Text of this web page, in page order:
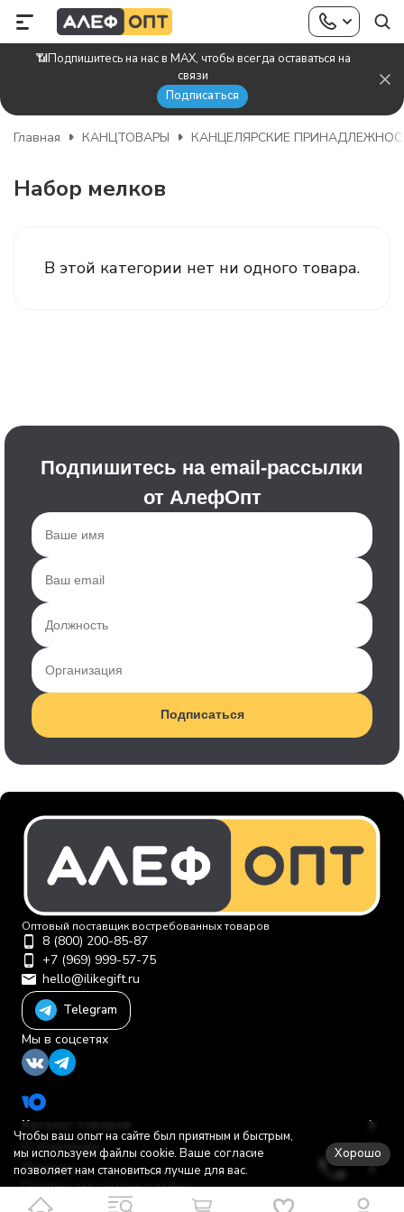
📶Подпишитесь на нас в MAX, чтобы всегда оставаться на
связи
Подписаться
Главная КАНЦТОВАРЫ КАНЦЕЛЯРСКИЕ
Набор мелков
В этой категории нет ни одного товара.
Подпишитесь на email-рассылки
от АлефОпт
Подписаться
Оптовый поставщик востребованных товаров
8 (800) 200-85-87
+7 (969) 999-57-75
hello@ilikegift.ru
Telegram
Мы в соцсетях
Каталог товаров
О компании
Помощь
Политика персональных данных
© 2012-2026 ООО "Первая торговая компания"
Чтобы ваш опыт на сайте был приятным и быстрым,
мы используем файлы cookie. Ваше согласие
позволяет нам становиться лучше для вас.
Хорошо